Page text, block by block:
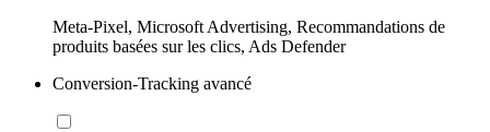
Meta-Pixel, Microsoft Advertising, Recommandations de
produits basées sur les clics, Ads Defender
Conversion-Tracking avancé